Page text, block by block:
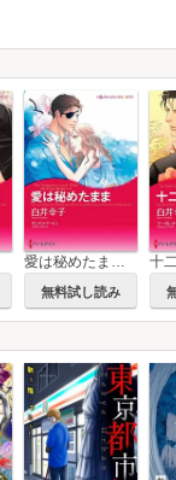
愛は秘めたまま（カラー版）
無料試し読み